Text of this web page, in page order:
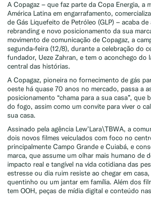
A Copagaz – que faz parte da Copa Energia, a
América Latina em engarrafamento,
de Gás Liquefeito de Petróleo (GLP) – acaba
rebranding e novo posicionamento da sua
movimento de comunicação de Copagaz, a
segunda-feira (12/8), durante a celebração do
fundador, Ueze Zahran, e tem o aconchego do
central das histórias.
A Copagaz, pioneira no fornecimento de gás
oeste há quase 70 anos no mercado, passa a
posicionamento “chama para a sua casa”, que
do fogo, assim como um convite para viver o
sua casa.
Assinado pela agência Lew’Lara\TBWA, a
dois novos filmes veiculados com foco no
principalmente Campo Grande e Cuiabá, e
marca, que assume um olhar mais humano de
impacto real e tangível na vida cotidiana das
estresse ou dia ruim resiste ao chegar em
quentinho ou um jantar em família. Além dos
tem OOH, peças de mídia digital e conteúdo